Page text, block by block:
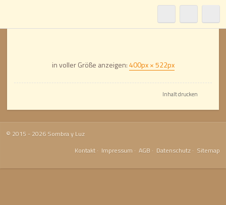
Faltstore
in voller Größe anzeigen:400px × 522px
Inhalt drucken
© 2015 - 2026 Sombra y Luz
Kontakt· Impressum · AGB · Datenschutz· Sitemap